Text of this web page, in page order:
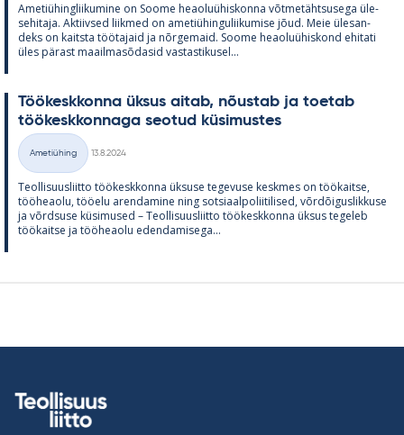
Ame­tiü­hinglii­ku­mine on Soome heao­luü­his­konna võt­me­täht­susega üle­
se­hi­taja. Ak­tiiv­sed liik­med on ame­tiü­hin­gu­lii­ku­mise jõud. Meie üle­san­
deks on kaitsta töö­ta­jaid ja nõr­ge­maid. Soome heao­luü­his­kond ehi­tati
üles pä­rast maa­il­masõ­da­sid vas­tas­ti­kusel...
Töö­kesk­konna ük­sus ai­tab, nõus­tab ja toe­tab
töö­kesk­kon­naga seo­tud kü­si­mus­tes
Kategooriad
Ametiühing
13.8.2024
Teol­li­suus­liitto töö­kesk­konna ük­suse te­ge­vuse kesk­mes on töö­kaitse,
töö­heaolu, töö­elu aren­da­mine ning sot­si­aal­po­lii­ti­li­sed, võrdõi­gus­lik­kuse
ja võrd­suse kü­si­mused – Teol­li­suus­liitto töö­kesk­konna ük­sus te­ge­leb
töö­kaitse ja töö­heaolu eden­da­mi­sega...